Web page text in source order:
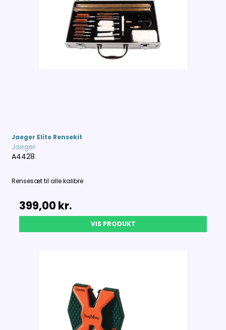
Jaeger Elite Rensekit
Jaeger
A4428
Rensesæt til alle kalibre
399,00 kr.
VIS PRODUKT